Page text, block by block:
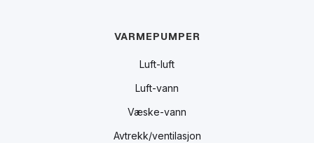
VARMEPUMPER
Luft-luft
Luft-vann
Væske-vann
Avtrekk/ventilasjon